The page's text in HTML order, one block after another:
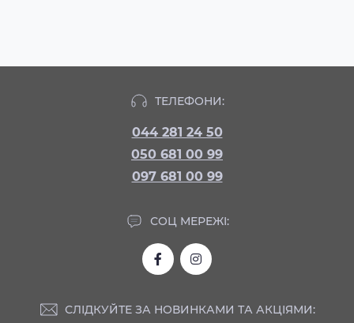
ТЕЛЕФОНИ:
044 281 24 50
050 681 00 99
097 681 00 99
СОЦ МЕРЕЖІ:
СЛІДКУЙТЕ ЗА НОВИНКАМИ ТА АКЦІЯМИ: